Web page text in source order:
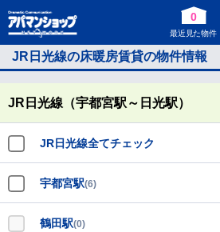
0
最近見た物件
JR日光線の床暖房賃貸の物件情報
JR日光線（宇都宮駅～日光駅）
JR日光線全てチェック
宇都宮駅(6)
鶴田駅(0)